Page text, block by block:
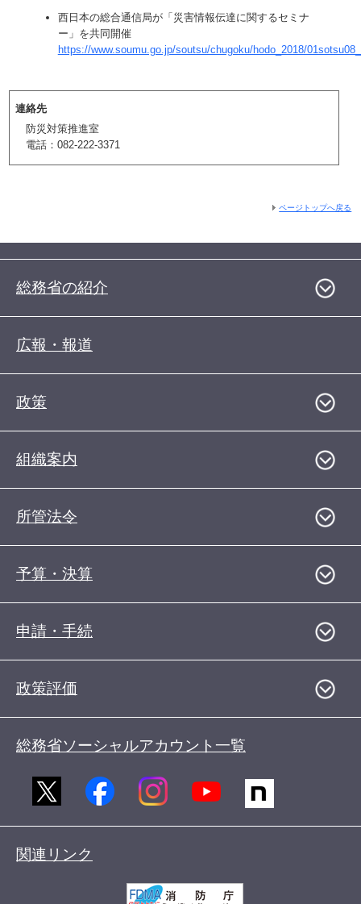
西日本の総合通信局が「災害情報伝達に関するセミナ
ー」を共同開催
https://www.soumu.go.jp/soutsu/chugoku/hodo_2018/
連絡先
防災対策推進室
電話：082-222-3371
ページトップへ戻る
総務省の紹介
広報・報道
政策
組織案内
所管法令
予算・決算
申請・手続
政策評価
総務省ソーシャルアカウント一覧
関連リンク